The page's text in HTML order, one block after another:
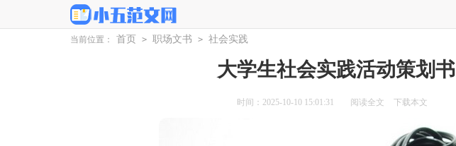
当前位置： 首页 > 职场文书 > 社会实践
大学生社会实践活动策划书
时间：2025-10-10 15:01:31 阅读全文 下载本文